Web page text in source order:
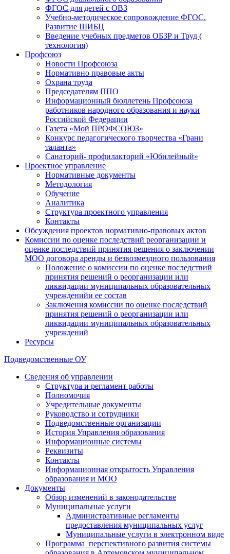
ФГОС для детей с ОВЗ
Учебно-методическое сопровождение ФГОС.
Развитие ШИБЦ
Введение учебных предметов ОБЗР и Труд (
технология)
Профсоюз
Новости Профсоюза
Нормативно правовые акты
Охрана труда
Председателям ППО
Информационный бюллетень Профсоюза
работников народного образования и науки
Российской Федерации
Газета «Мой ПРОФСОЮЗ»
Конкурс педагогического творчества «Грани
таланта»
Санаторий- профилакторий «Юбилейный»
Проектное управление
Нормативные документы
Методология
Обучение
Аналитика
Структура проектного управления
Контакты
Обсуждения проектов нормативно-правовых актов
Комиссии по оценке последствий реорганизации и
оценке последствий принятия решения о заключении
МОО договора аренды и безвозмездного пользования
Положение о комиссии по оценке последствий
принятия решений о реорганизации или
ликвидации муниципальных образовательных
учрежденийи ее состав
Заключения комиссии по оценке последствий
принятия решений о реорганизации или
ликвидации муниципальных образовательных
учреждений
Ресурсы
Подведомственные ОУ
Сведения об управлении
Структура и регламент работы
Полномочия
Учредительные документы
Руководство и сотрудники
Подведомственные организации
История Управления образования
Информационные системы
Реквизиты
Контакты
Информационная открытость Управления
образования и МОО
Документы
Обзор изменений в законодательстве
Муниципальные услуги
Административные регламенты
предоставления муниципальных услуг
Муниципальные услуги в электронном виде
Программа перспективного развития системы